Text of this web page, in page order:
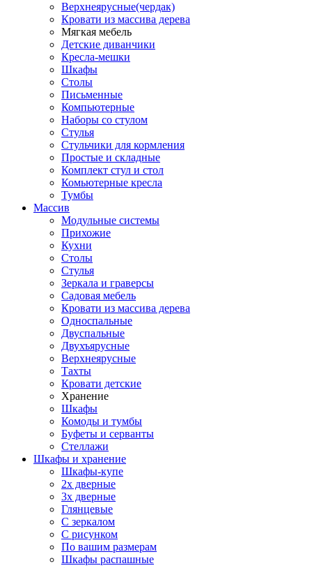
Верхнеярусные(чердак)
Кровати из массива дерева
Мягкая мебель
Детские диванчики
Кресла-мешки
Шкафы
Столы
Письменные
Компьютерные
Наборы со стулом
Стулья
Стульчики для кормления
Простые и складные
Комплект стул и стол
Комьютерные кресла
Тумбы
Массив
Модульные системы
Прихожие
Кухни
Столы
Стулья
Зеркала и граверсы
Садовая мебель
Кровати из массива дерева
Односпальные
Двуспальные
Двухъярусные
Верхнеярусные
Тахты
Кровати детские
Хранение
Шкафы
Комоды и тумбы
Буфеты и серванты
Стеллажи
Шкафы и хранение
Шкафы-купе
2х дверные
3х дверные
Глянцевые
С зеркалом
С рисунком
По вашим размерам
Шкафы распашные